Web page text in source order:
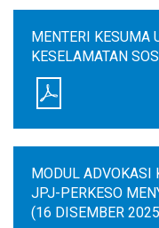
MENTERI KESUMA
KESELAMATAN
MODUL ADVOKASI
JPJ-PERKESO
(16 DISEMBER